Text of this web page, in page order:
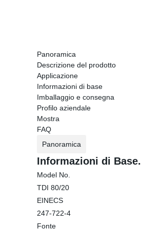
Panoramica
Descrizione del prodotto
Applicazione
Informazioni di base
Imballaggio e consegna
Profilo aziendale
Mostra
FAQ
Panoramica
Informazioni di Base.
Model No.
TDI 80/20
EINECS
247-722-4
Fonte